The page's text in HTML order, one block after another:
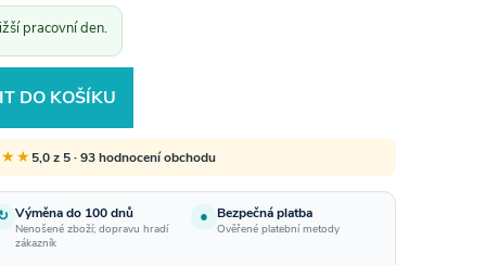
pracovní den.
DO KOŠÍKU
5,0 z 5 · 93 hodnocení obchodu
Výměna do 100 dnů
Nenošené zboží; dopravu hradí
zákazník
● Bezpečná platba
Ověřené platební metody